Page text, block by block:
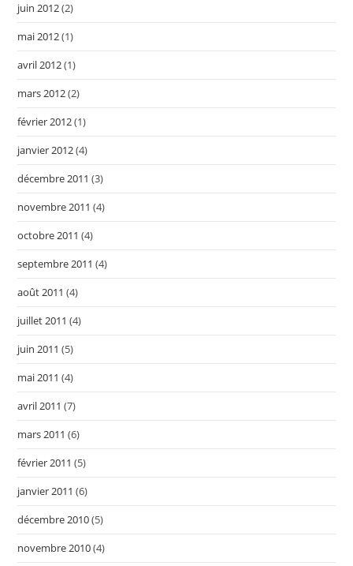
juin 2012(2)
mai 2012(1)
avril 2012(1)
mars 2012(2)
février 2012(1)
janvier 2012(4)
décembre 2011 (3)
novembre 2011 (4)
octobre 2011 (4)
septembre 2011 (4)
août 2011 (4)
juillet 2011 (4)
juin 2011 (5)
mai 2011 (4)
avril 2011 (7)
mars 2011 (6)
février 2011 (5)
janvier 2011 (6)
décembre 2010(5)
novembre 2010(4)